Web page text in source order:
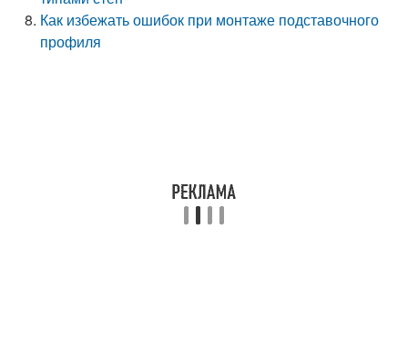
Как избежать ошибок при монтаже подставочного
профиля